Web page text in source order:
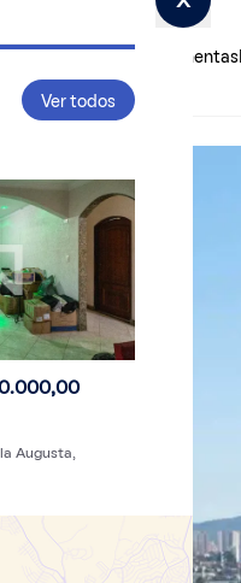
Ferramentas
Ver todos
Augusta,